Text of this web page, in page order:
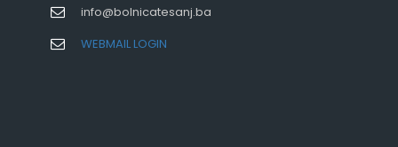
info@bolnicatesanj.ba
WEBMAIL LOGIN